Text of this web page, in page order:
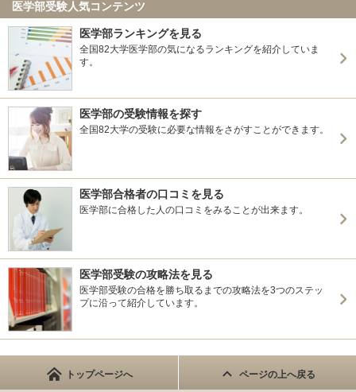
医学部受験人気コンテンツ
医学部ランキングを見る
全国82大学医学部の気になるランキングを紹介していま
す。
医学部の受験情報を探す
全国82大学の受験に必要な情報をさがすことができます。
医学部合格者の口コミを見る
医学部に合格した人の口コミをみることが出来ます。
医学部受験の攻略法を見る
医学部受験の合格を勝ち取るまでの攻略法を3つのステッ
プに沿って紹介しています。
トップページへ ページの上へ戻る